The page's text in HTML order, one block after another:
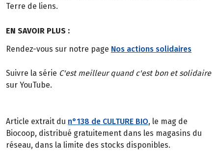
Terre de liens.
EN SAVOIR PLUS :
Rendez-vous sur notre page Nos actions solidaires
Suivre la série C'est meilleur quand c'est bon et solidaire
sur YouTube.
Article extrait du n°138 de CULTURE BIO, le mag de
Biocoop, distribué gratuitement dans les magasins du
réseau, dans la limite des stocks disponibles.